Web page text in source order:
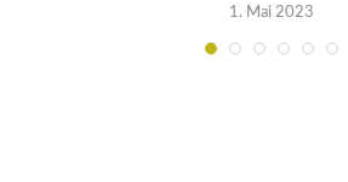
1. Mai 2023